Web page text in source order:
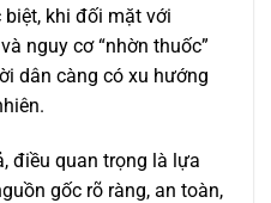
khi đối mặt với
nguy cơ “nhờn thuốc”
dân càng có xu hướng
điều quan trọng là lựa
gốc rõ ràng, an toàn,